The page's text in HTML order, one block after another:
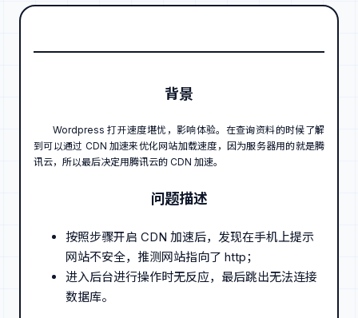
背景
Wordpress 打开速度堪忧，影响体验。在查询资料的时候了解
到可以通过 CDN 加速来优化网站加载速度，因为服务器用的就是腾
讯云，所以最后决定用腾讯云的 CDN 加速。
问题描述
按照步骤开启 CDN 加速后，发现在手机上提示
网站不安全，推测网站指向了 http；
进入后台进行操作时无反应，最后跳出无法连接
数据库。